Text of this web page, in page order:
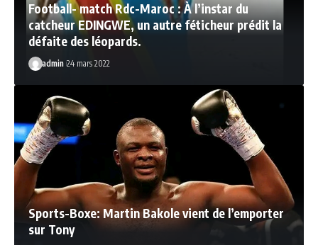
Football- match Rdc-Maroc : À l’instar du
catcheur EDINGWE, un autre féticheur prédit la
défaite des léopards.
admin 24 mars 2022
Sports-Boxe: Martin Bakole vient de l’emporter
sur Tony